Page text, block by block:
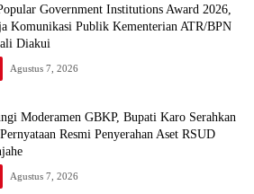
Government Institutions Award 2026,
Komunikasi Publik Kementerian ATR/BPN
Diakui
Agustus 7, 2026
Moderamen GBKP, Bupati Karo Serahkan
Resmi Penyerahan Aset RSUD
Agustus 7, 2026